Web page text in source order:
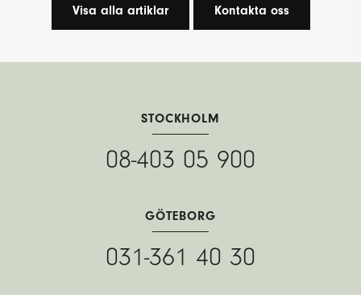
Visa alla artiklar Kontakta oss
STOCKHOLM
08-403 05 900
GÖTEBORG
031-361 40 30